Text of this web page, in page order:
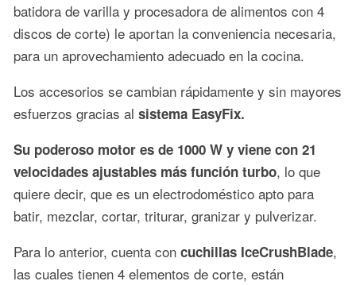
batidora de varilla y procesadora de alimentos con 4
discos de corte) le aportan la conveniencia necesaria,
para un aprovechamiento adecuado en la cocina.
Los accesorios se cambian rápidamente y sin mayores
esfuerzos gracias al sistema EasyFix.
Su poderoso motor es de 1000 W y viene con 21
velocidades ajustables más función turbo, lo que
quiere decir, que es un electrodoméstico apto para
batir, mezclar, cortar, triturar, granizar y pulverizar.
Para lo anterior, cuenta con cuchillas IceCrushBlade,
las cuales tienen 4 elementos de corte, están